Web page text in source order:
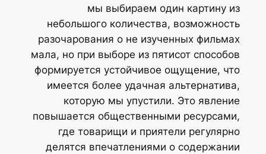
мы выбираем один картину из
небольшого количества, возможность
разочарования о не изученных фильмах
мала, но при выборе из пятисот способов
формируется устойчивое ощущение, что
имеется более удачная альтернатива,
которую мы упустили. Это явление
повышается общественными ресурсами,
где товарищи и приятели регулярно
делятся впечатлениями о содержании